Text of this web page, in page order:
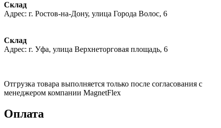
Склад
Адрес: г. Ростов-на-Дону, улица Города Волос, 6
Склад
Адрес: г. Уфа, улица Верхнеторговая площадь, 6
Отгрузка товара выполняется только после согласования с
менеджером компании MagnetFlex
Оплата